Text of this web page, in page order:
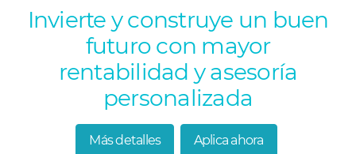
Invierte y construye un buen
futuro con mayor
rentabilidad y asesoría
personalizada
Más detalles Aplica ahora